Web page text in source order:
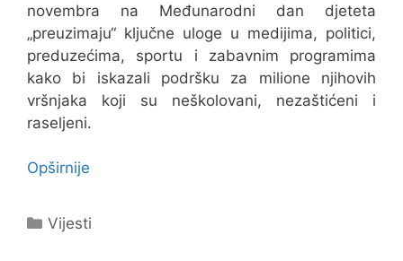
novembra na Međunarodni dan djeteta
„preuzimaju“ ključne uloge u medijima, politici,
preduzećima, sportu i zabavnim programima
kako bi iskazali podršku za milione njihovih
vršnjaka koji su neškolovani, nezaštićeni i
raseljeni.
Opširnije
Kategorije
Vijesti